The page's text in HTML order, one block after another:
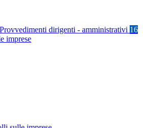
Provvedimenti dirigenti - amministrativi 16
imprese